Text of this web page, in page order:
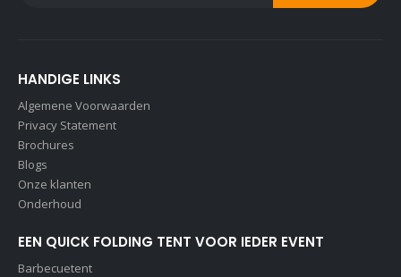
HANDIGE LINKS
Algemene Voorwaarden
Privacy Statement
Brochures
Blogs
Onze klanten
Onderhoud
EEN QUICK FOLDING TENT VOOR IEDER EVENT
Barbecuetent